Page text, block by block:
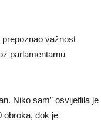
važnost
parlamentarnu
Niko sam” osvijetlila je
obroka, dok je